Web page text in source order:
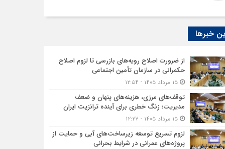
خبرها
از ضرورت اصلاح رویه‌های بازرسی تا لزوم اصلاح
حکمرانی در سازمان تأمین اجتماعی
۱۵ مرداد ۱۴۰۵ - ۱۲:۵۴
توقف‌های مرزی، هزینه‌های پنهان و ضعف
مدیریت؛ زنگ خطری برای آینده ترانزیت ایران
۱۵ مرداد ۱۴۰۵ - ۱۲:۲۷
لزوم تسریع توسعه زیرساخت‌های آبی و حمایت از
پروژه‌های عمرانی در شرایط بحرانی